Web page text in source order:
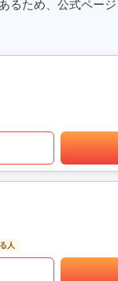
るため、公式ペー
人